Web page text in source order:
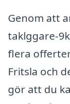
Genom att
taklggare-
flera
Fritsla och
gör att du